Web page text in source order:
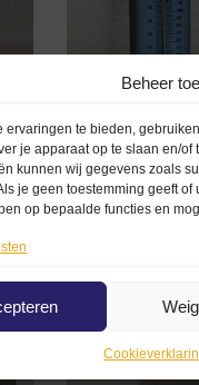
Beheer
ervaringen te bieden,
je apparaat op te slaan en/
kunnen wij gegevens zoals
je geen toestemming geeft
op bepaalde functies en
Renault
€